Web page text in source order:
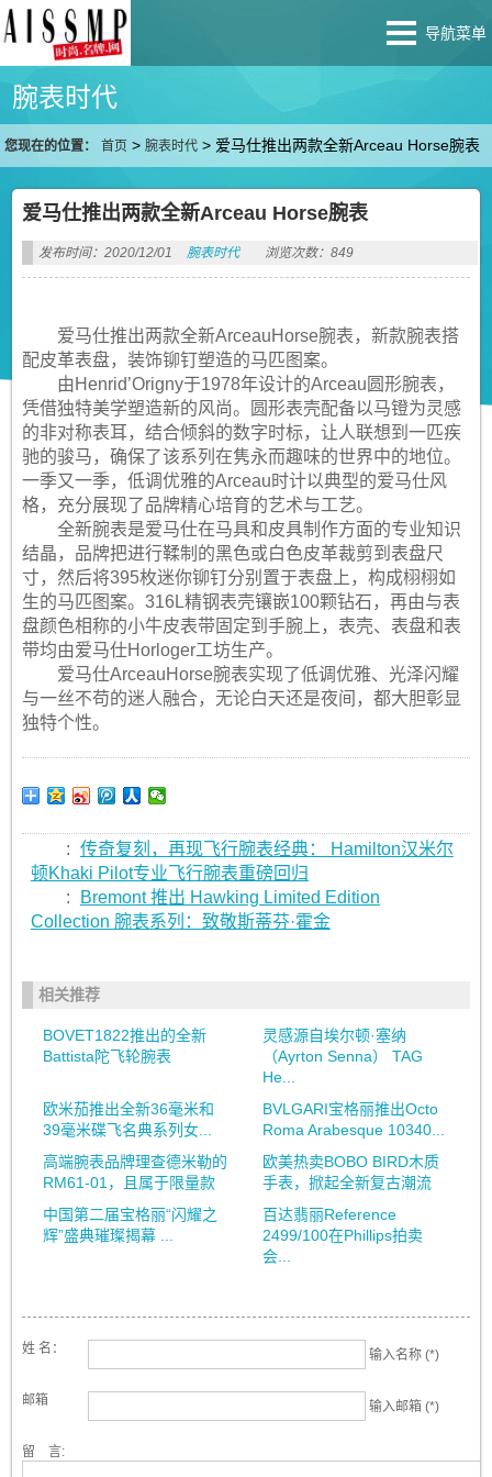
导航菜单
腕表时代
您现在的位置： 首页 >腕表时代 > 爱马仕推出两款全新Arceau Horse腕表
爱马仕推出两款全新Arceau Horse腕表
发布时间：2020/12/01 腕表时代 浏览次数：849
爱马仕推出两款全新ArceauHorse腕表，新款腕表搭
配皮革表盘，装饰铆钉塑造的马匹图案。
由Henrid’Origny于1978年设计的Arceau圆形腕表，
凭借独特美学塑造新的风尚。圆形表壳配备以马镫为灵感
的非对称表耳，结合倾斜的数字时标，让人联想到一匹疾
驰的骏马，确保了该系列在隽永而趣味的世界中的地位。
一季又一季，低调优雅的Arceau时计以典型的爱马仕风
格，充分展现了品牌精心培育的艺术与工艺。
全新腕表是爱马仕在马具和皮具制作方面的专业知识
结晶，品牌把进行鞣制的黑色或白色皮革裁剪到表盘尺
寸，然后将395枚迷你铆钉分别置于表盘上，构成栩栩如
生的马匹图案。316L精钢表壳镶嵌100颗钻石，再由与表
盘颜色相称的小牛皮表带固定到手腕上，表壳、表盘和表
带均由爱马仕Horloger工坊生产。
爱马仕ArceauHorse腕表实现了低调优雅、光泽闪耀
与一丝不苟的迷人融合，无论白天还是夜间，都大胆彰显
独特个性。
: 传奇复刻，再现飞行腕表经典： Hamilton汉米尔
顿Khaki Pilot专业飞行腕表重磅回归
:
Bremont 推出 Hawking Limited Edition
Collection 腕表系列：致敬斯蒂芬·霍金
相关推荐
BOVET1822推出的全新
Battista陀飞轮腕表
灵感源自埃尔顿·塞纳
（Ayrton Senna） TAG
He...
欧米茄推出全新36毫米和
39毫米碟飞名典系列女...
BVLGARI宝格丽推出Octo
Roma Arabesque 10340...
高端腕表品牌理查德米勒的
RM61-01，且属于限量款
欧美热卖BOBO BIRD木质
手表，掀起全新复古潮流
中国第二届宝格丽“闪耀之
辉”盛典璀璨揭幕 ...
百达翡丽Reference
2499/100在Phillips拍卖
会...
姓 名： 输入名称 (*)
邮箱 输入邮箱 (*)
留 言: